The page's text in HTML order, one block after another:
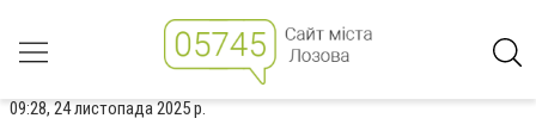
09:28, 24 листопада 2025 р.